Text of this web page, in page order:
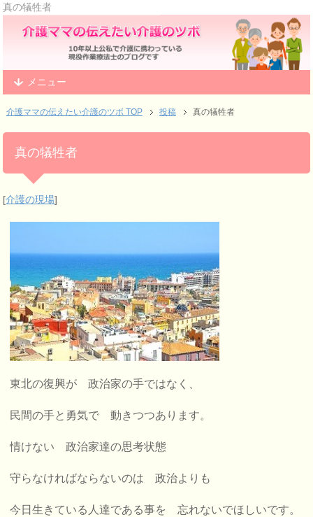
真の犠牲者
メニュー
介護ママの伝えたい介護のツボ TOP 投稿 真の犠牲者
真の犠牲者
[介護の現場]
東北の復興が 政治家の手ではなく、
民間の手と勇気で 動きつつあります。
情けない 政治家達の思考状態
守らなければならないのは 政治よりも
今日生きている人達である事を 忘れないでほしいです。